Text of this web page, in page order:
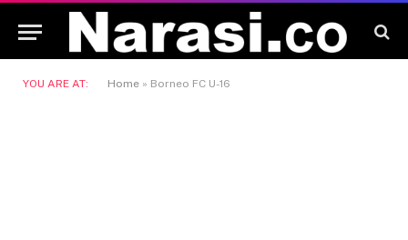
YOU ARE AT: Home » Borneo FC U-16